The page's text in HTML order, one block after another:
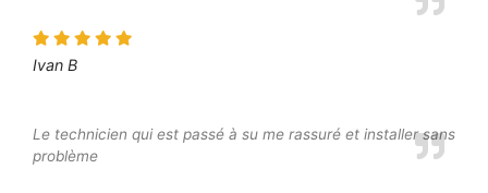
Ivan B
Le technicien qui est passé à su me rassuré et installer sans
problème